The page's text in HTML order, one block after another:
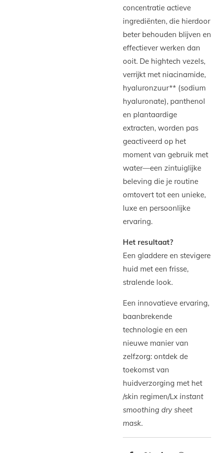
concentratie actieve
ingrediënten, die hierdoor
beter behouden blijven en
effectiever werken dan
ooit. De hightech vezels,
verrijkt met niacinamide,
hyaluronzuur** (sodium
hyaluronate), panthenol
en plantaardige
extracten, worden pas
geactiveerd op het
moment van gebruik met
water—een zintuiglijke
beleving die je routine
omtovert tot een unieke,
luxe en persoonlijke
ervaring.
Het resultaat?
Een gladdere en stevigere
huid met een frisse,
stralende look.
Een innovatieve ervaring,
baanbrekende
technologie en een
nieuwe manier van
zelfzorg: ontdek de
toekomst van
huidverzorging met het
/skin regimen/Lx instant
smoothing dry sheet
mask.